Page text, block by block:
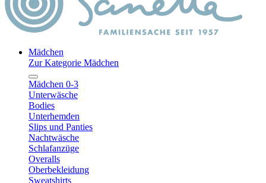
Mädchen
Zur Kategorie Mädchen
Mädchen 0-3
Unterwäsche
Bodies
Unterhemden
Slips und Panties
Nachtwäsche
Schlafanzüge
Overalls
Oberbekleidung
Sweatshirts